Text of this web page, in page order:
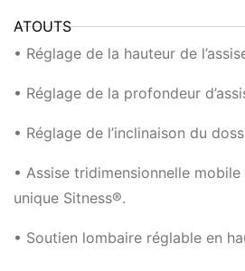
ATOUTS
• Réglage de la hauteur de
• Réglage de la profondeur
• Réglage de l’inclinaison du
• Assise tridimensionnelle
unique Sitness®.
• Soutien lombaire réglable en